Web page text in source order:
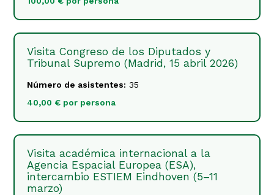
Visita Congreso de los Diputados y
Tribunal Supremo (Madrid, 15 abril 2026)
Número de asistentes: 35
40,00 € por persona
Visita académica internacional a la
Agencia Espacial Europea (ESA),
intercambio ESTIEM Eindhoven (5–11
marzo)